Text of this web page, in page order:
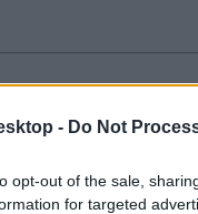
- Do Not
opt-out of the sale,
for targeted
is az új
Országos Szakmai